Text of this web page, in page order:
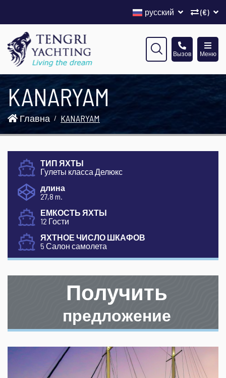
(€)
русский
Меню
Вызов
KANARYAM
Главна KANARYAM
ТИП ЯХТЫ
Гулеты класса Делюкс
длина
27,8 m.
ЕМКОСТЬ ЯХТЫ
12 Гости
ЯХТНОЕ ЧИСЛО ШКАФОВ
5 Салон самолета
Получить
предложение